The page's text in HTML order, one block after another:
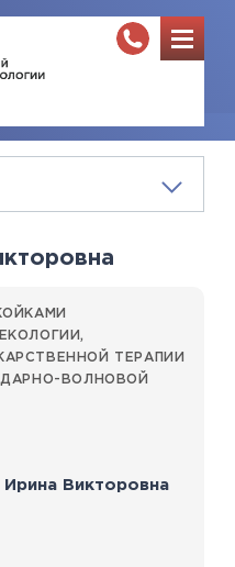
ТЕРАПИИ
ВОЛНОВОЙ
Ирина Викторовна